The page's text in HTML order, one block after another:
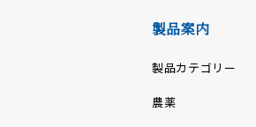
製品案内
製品カテゴリー
農薬